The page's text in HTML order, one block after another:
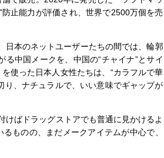
止能力が評価され、世界で2500万個を売
本のネットユーザーたちの間では、輪郭
中国メークを、中国の“チャイナ”とサイ
使った日本人女性たちは、“カラフルで華
り、ナチュラルで、いい意味でギャップが
ばドラッグストアでも普通に見かけるよ
ものの、まだメークアイテムが中心で、